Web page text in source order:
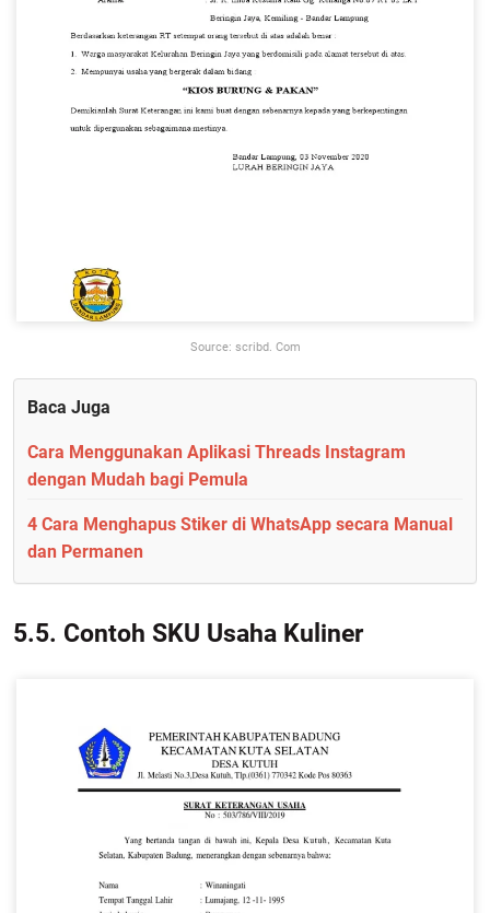
Source: scribd. Com
Baca Juga
Cara Menggunakan Aplikasi Threads Instagram
dengan Mudah bagi Pemula
4 Cara Menghapus Stiker di WhatsApp secara Manual
dan Permanen
5.5. Contoh SKU Usaha Kuliner